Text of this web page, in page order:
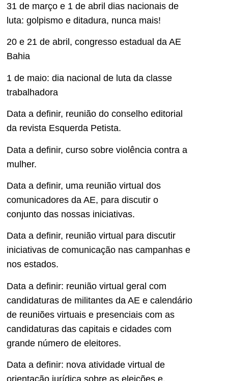
31 de março e 1 de abril dias nacionais de
luta: golpismo e ditadura, nunca mais!
20 e 21 de abril, congresso estadual da AE
Bahia
1 de maio: dia nacional de luta da classe
trabalhadora
Data a definir, reunião do conselho editorial
da revista Esquerda Petista.
Data a definir, curso sobre violência contra a
mulher.
Data a definir, uma reunião virtual dos
comunicadores da AE, para discutir o
conjunto das nossas iniciativas.
Data a definir, reunião virtual para discutir
iniciativas de comunicação nas campanhas e
nos estados.
Data a definir: reunião virtual geral com
candidaturas de militantes da AE e calendário
de reuniões virtuais e presenciais com as
candidaturas das capitais e cidades com
grande número de eleitores.
Data a definir: nova atividade virtual de